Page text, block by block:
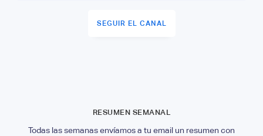
SEGUIR EL CANAL
RESUMEN SEMANAL
Todas las semanas envíamos a tu email un resumen con